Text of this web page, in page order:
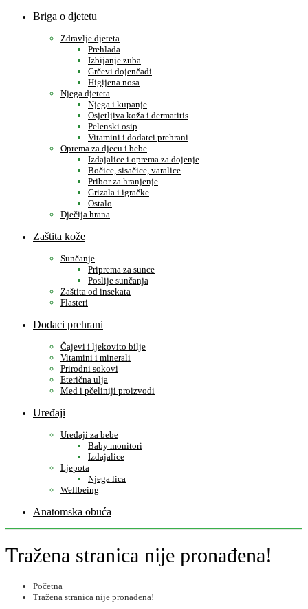
Briga o djetetu
Zdravlje djeteta
Prehlada
Izbijanje zuba
Grčevi dojenčadi
Higijena nosa
Njega djeteta
Njega i kupanje
Osjetljiva koža i dermatitis
Pelenski osip
Vitamini i dodatci prehrani
Oprema za djecu i bebe
Izdajalice i oprema za dojenje
Bočice, sisačice, varalice
Pribor za hranjenje
Grizala i igračke
Ostalo
Dječija hrana
Zaštita kože
Sunčanje
Priprema za sunce
Poslije sunčanja
Zaštita od insekata
Flasteri
Dodaci prehrani
Čajevi i ljekovito bilje
Vitamini i minerali
Prirodni sokovi
Eterična ulja
Med i pčeliniji proizvodi
Uređaji
Uređaji za bebe
Baby monitori
Izdajalice
Ljepota
Njega lica
Wellbeing
Anatomska obuća
Tražena stranica nije pronađena!
Početna
Tražena stranica nije pronađena!